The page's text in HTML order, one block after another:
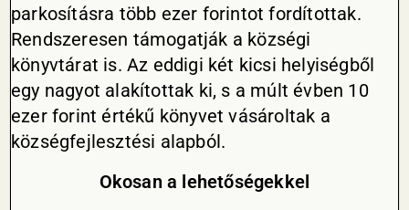
parkosításra több ezer forintot fordítottak.
Rendszeresen támogatják a községi
könyvtárat is. Az eddigi két kicsi helyiségből
egy nagyot alakítottak ki, s a múlt évben 10
ezer forint értékű könyvet vásároltak a
községfejlesztési alapból.
Okosan a lehetőségekkel